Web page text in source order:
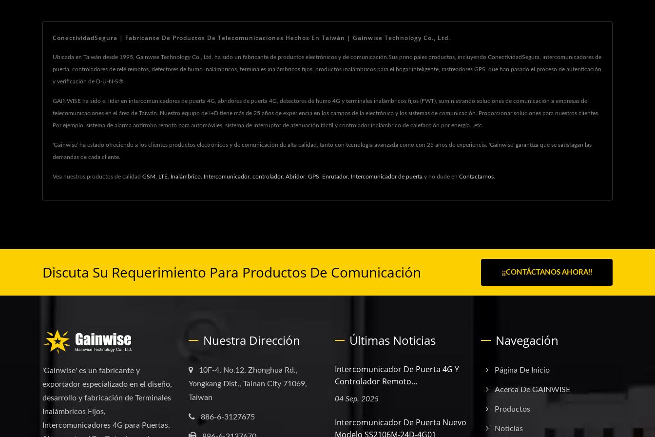
ConectividadSegura | Fabricante De Productos De Telecomunicaciones Hechos En Taiwán | Gainwise Technology Co., Ltd.
Ubicada en Taiwán desde 1995, Gainwise Technology Co., Ltd. ha sido un fabricante de productos electrónicos y de comunicación.Sus principales productos, incluyendo ConectividadSegura, intercomunicadores de
puerta, controladores de relé remotos, detectores de humo inalámbricos, terminales inalámbricos fijos, productos inalámbricos para el hogar inteligente, rastreadores GPS, que han pasado el proceso de autenticación
y verificación de D-U-N-S®.
GAINWISE ha sido el líder en intercomunicadores de puerta 4G, abridores de puerta 4G, detectores de humo 4G y terminales inalámbricos fijos (FWT), suministrando soluciones de comunicación a empresas de
telecomunicaciones en el área de Taiwán. Nuestro equipo de I+D tiene más de 25 años de experiencia en los campos de la electrónica y los sistemas de comunicación. Proporcionar soluciones para nuestros clientes.
Por ejemplo, sistema de alarma antirrobo remoto para automóviles, sistema de interruptor de atenuación táctil y controlador inalámbrico de calefacción por energía...etc.
'Gainwise' ha estado ofreciendo a los clientes productos electrónicos y de comunicación de alta calidad, tanto con tecnología avanzada como con 25 años de experiencia. 'Gainwise' garantiza que se satisfagan las
demandas de cada cliente.
Vea nuestros productos de calidad GSM LTE Inalámbrico Intercomunicador, controlador, Abridor, GPS Enrutador, Intercomunicador de puerta y no dude en Contactarnos
Discuta Su Requerimiento Para Productos De Comunicación ¡¡CONTÁCTANOS AHORA!!
'Gainwise' es un fabricante y
exportador especializado en el diseño,
desarrollo y fabricación de Terminales
Inalámbricos Fijos,
Intercomunicadores 4G para Puertas,
Nuestra Dirección
10F-4, No.12, Zhonghua Rd.,
Yongkang Dist., Tainan City 71069,
Taiwan
886-6-3127675
Últimas Noticias
Intercomunicador De Puerta 4G Y
Controlador Remoto...
04 Sep, 2025
Intercomunicador De Puerta Nuevo
Modelo SS2106M-24D-4G01
Navegación
Página De Inicio
Acerca De GAINWISE
Productos
Noticias